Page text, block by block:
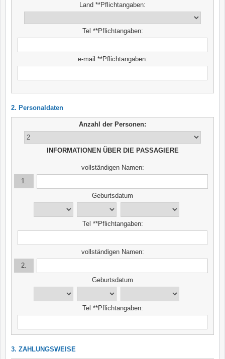
Land **Pflichtangaben:
Tel **Pflichtangaben:
e-mail **Pflichtangaben:
2. Personaldaten
Anzahl der Personen:
INFORMATIONEN ÜBER DIE PASSAGIERE
vollständigen Namen:
1.
Geburtsdatum
Tel **Pflichtangaben:
vollständigen Namen:
2.
Geburtsdatum
Tel **Pflichtangaben:
3. ZAHLUNGSWEISE